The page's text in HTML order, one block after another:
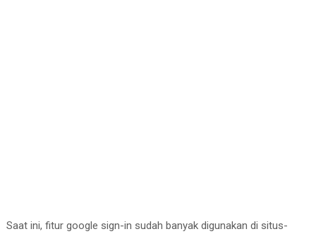
Saat ini, fitur google sign-in sudah banyak digunakan di situs-